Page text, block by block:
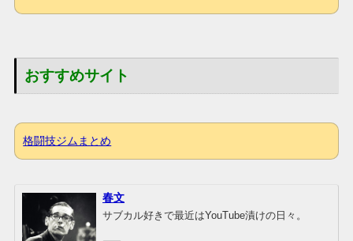
おすすめサイト
格闘技ジムまとめ
春文
サブカル好きで最近はYouTube漬けの日々。